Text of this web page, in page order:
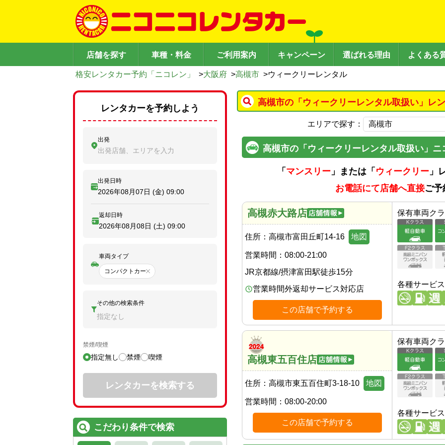
店舗を探す 車種・料金 ご利用案内 キャンペーン 選ばれる理由 よくある
格安レンタカー予約「ニコレン」 >大阪府 >高槻市 >ウィークリーレンタル
高槻市の「ウィークリーレンタル取扱い」レ
エリアで探す：
高槻市の「ウィークリーレンタル取扱い」
「 マンスリー 」または「 ウィークリー 」
お電話にて店舗へ直接ご予
高槻赤大路店
住所： 高槻市富田丘町14-16 地図
営業時間： 08:00-21:00
JR京都線/摂津富田駅徒歩15分
営業時間外返却サービス対応店
この店舗で予約する
保有車両ク
各種サービス
高槻東五百住店
住所： 高槻市東五百住町3-18-10 地図
営業時間： 08:00-20:00
この店舗で予約する
保有車両ク
各種サービス
レンタカーを予約しよう
出発
出発店舗、エリアを入力
出発日時
2026年08月07日 (金) 09:00
返却日時
2026年08月08日 (土) 09:00
車両タイプ
コンパクトカー
その他の検索条件
指定なし
禁煙/喫煙
指定無し 禁煙 喫煙
レンタカーを検索する
こだわり条件で検索